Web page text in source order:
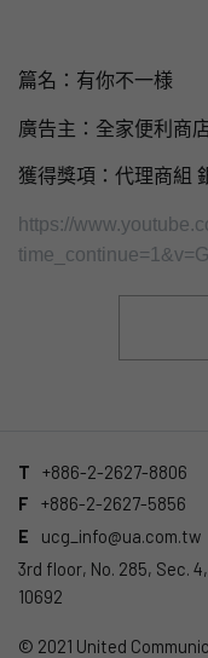
篇名：有你不一様
廣告主：全家便利商
獲得獎項：​代理商組
https://
T
+886-2-2627-8806
F
+886-2-2627-5856
E
ucg_info@ua.com.tw
3rd floor, No. 285, Sec.
10692
© 2021 United